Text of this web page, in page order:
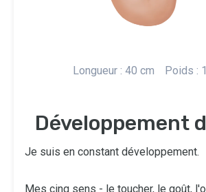
Longueur : 40 cm Poids :
Développement
Je suis en constant développement.
Mes cinq sens - le toucher, le goût,